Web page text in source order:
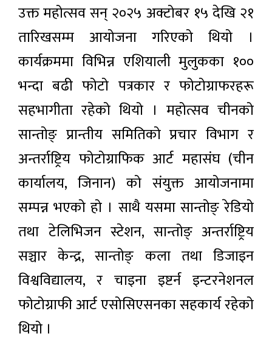
उक्त महोत्सव सन् २०२५ अक्टोबर १५ देखि २१
तारिखसम्म आयोजना गरिएको थियो ।
कार्यक्रममा विभिन्न एशियाली मुलुकका १००
भन्दा बढी फोटो पत्रकार र फोटोग्राफरहरू
सहभागीता रहेको थियो । महोत्सव चीनको
सान्तोङ् प्रान्तीय समितिको प्रचार विभाग र
अन्तर्राष्ट्रिय फोटोग्राफिक आर्ट महासंघ (चीन
कार्यालय, जिनान) को संयुक्त आयोजनामा
सम्पन्न भएको हो । साथै यसमा सान्तोङ् रेडियो
तथा टेलिभिजन स्टेशन, सान्तोङ् अन्तर्राष्ट्रिय
सञ्चार केन्द्र, सान्तोङ् कला तथा डिजाइन
विश्वविद्यालय, र चाइना इष्टर्न इन्टरनेशनल
फोटोग्राफी आर्ट एसोसिएसनका सहकार्य रहेको
थियो ।